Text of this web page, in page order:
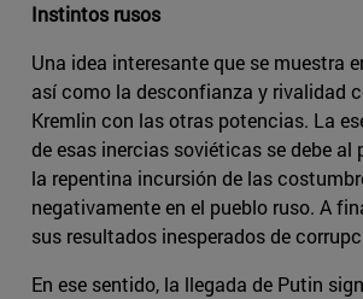
Instintos rusos
Una idea interesante que se muestra
así como la desconfianza y rivalidad
Kremlin con las otras potencias. La
de esas inercias soviéticas se debe
la repentina incursión de las
negativamente en el pueblo ruso. A
sus resultados inesperados de
En ese sentido, la llegada de Putin